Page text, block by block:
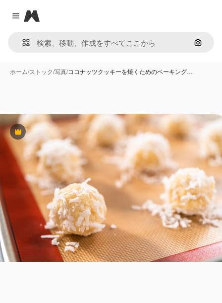
Close menu
Magnific
画像で
ホーム/ストック/写真/ココナッツクッキーを焼くためのベーキング…
Premium